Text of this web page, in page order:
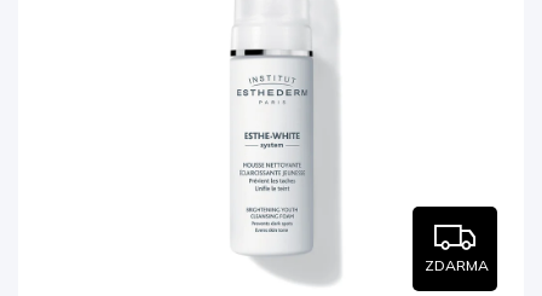
ZDARMA